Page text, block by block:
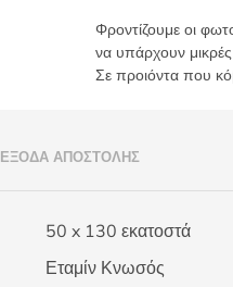
ποσότητα
Φροντίζουμε οι
να υπάρχουν
Σε προιόντα που
ΈΞΟΔΑ ΑΠΟΣΤΟΛΉΣ
50 x 130 εκατοστά
Εταμίν Κνωσός